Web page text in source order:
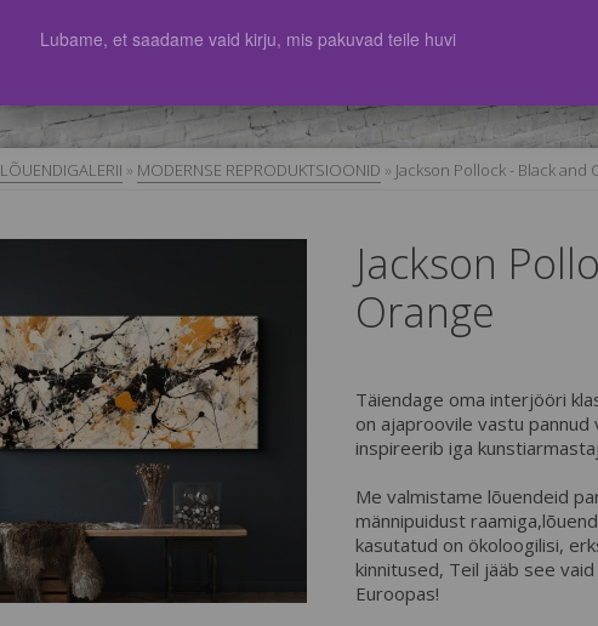
LÕUENDIGALERII » MODERNSE REPRODUKTSIOONID » Jackson Pollock - Black and
Jackson
Orange
Täiendage oma interjööri
on ajaproovile vastu
inspireerib iga
Me valmistame lõuendeid
männipuidust
kasutatud on ökoloogilisi,
kinnitused, Teil jääb see
Euroopas!
Lubame, et saadame vaid kirju, mis pakuvad teile huvi